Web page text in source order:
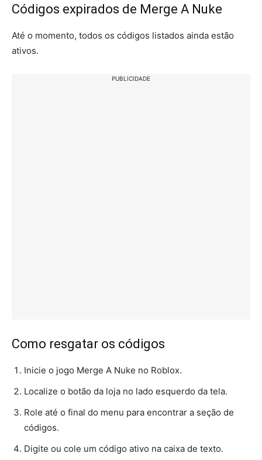
Códigos expirados de Merge A Nuke
Até o momento, todos os códigos listados ainda estão
ativos.
PUBLICIDADE
Como resgatar os códigos
Inicie o jogo Merge A Nuke no Roblox.
Localize o botão da loja no lado esquerdo da tela.
Role até o final do menu para encontrar a seção de
códigos.
Digite ou cole um código ativo na caixa de texto.